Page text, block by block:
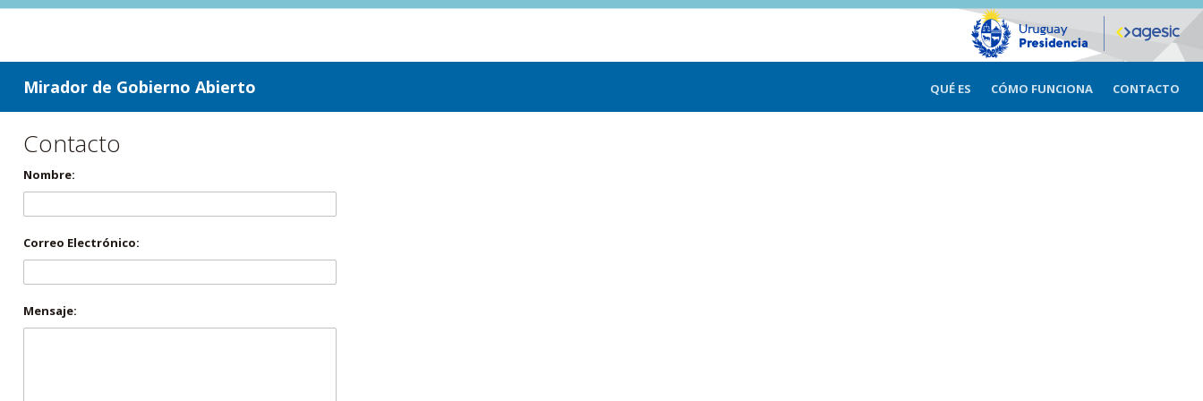
ir a contenido
ir al menú
Mirador de Gobierno Abierto QUÉ ES CÓMO FUNCIONA CONTACTO
Contacto
Nombre:
Correo Electrónico:
Mensaje: